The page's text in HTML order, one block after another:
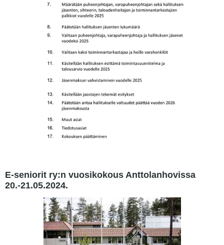
E-seniorit ry:n vuosikokous Anttolanhovissa
20.-21.05.2024.